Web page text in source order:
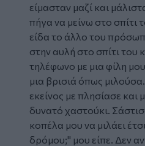
είμασταν μαζί και
πήγα να μείνω στο σπίτι
είδα το άλλο του
στην αυλή στο σπίτι του
τηλέφωνο με μια φίλη
μια βρισιά όπως
εκείνος με πλησίασε και
δυνατό χαστούκι.
κοπέλα μου να μιλάει
δρόμου;" μου είπε. Δεν